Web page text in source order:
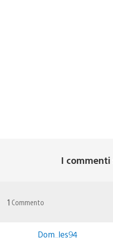
I commenti
1 Commento
Dom_les94